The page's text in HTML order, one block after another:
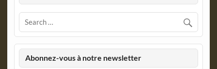
Abonnez-vous à notre newsletter